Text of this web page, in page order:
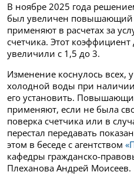
В ноябре 2025 года
был увеличен повышающий
применяют в расчетах за
счетчика. Этот
увеличили с 1,5 до 3.
Изменение коснулось всех,
холодной воды при
его установить.
применяют, если не была
поверка счетчика или в
перестал передавать
этом в беседе с агентством
кафедры гражданско-
Плеханова Андрей Моисеев.